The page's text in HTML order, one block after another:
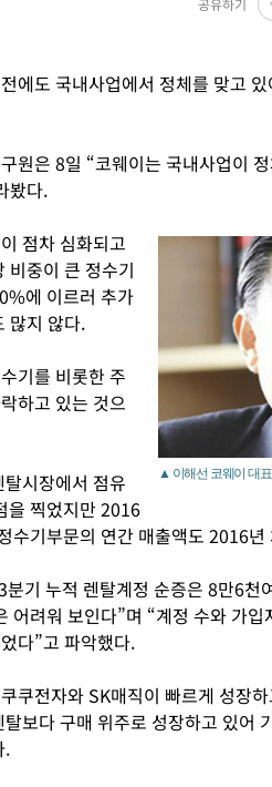
공유하기
에도 국내사업에서 정체를 맞고
원은 8일 “코웨이는 국내사업이
봤다.
▲ 이해선 코웨이 대
점차 심화되고
비중이 큰 정수기
에 이르러 추가
많지 않다.
기를 비롯한 주
하고 있는 것으
시장에서 점유
을 찍었지만 2016
수기부문의 연간 매출액도 2016
기 누적 렌탈계정 순증은 8만6천
어려워 보인다”며 “계정 수와 가
다”고 파악했다.
쿠전자와 SK매직이 빠르게 성장
보다 구매 위주로 성장하고 있어
.